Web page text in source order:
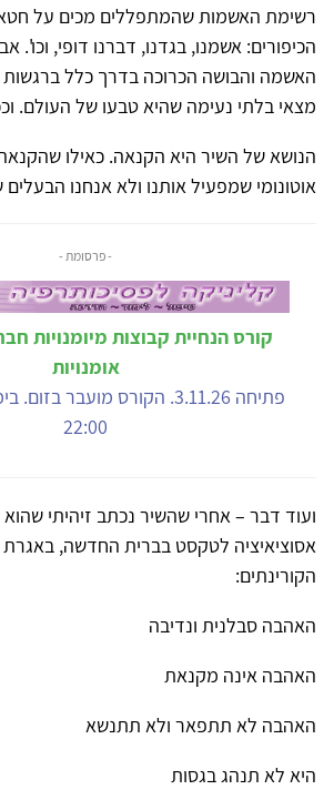
רשימת האשמות שהמתפללים מכים על חטא
הכיפורים: אשמנו, בגדנו, דברנו דופי, וכו'.
האשמה והבושה הכרוכה בדרך כלל ברגשות
מצאי בלתי נעימה שהיא טבעו של העולם.
הנושא של השיר היא הקנאה. כאילו
אוטונומי שמפעיל אותנו ולא אנחנו הבעלים
- פרסומת -
קורס הנחיית קבוצות מיומנויות
אומנויות
22:00
ועוד דבר – אחרי שהשיר נכתב זיהיתי
אסוציאיציה לטקסט בברית החדשה,
הקורינתים:
האהבה סבלנית ונדיבה
האהבה אינה מקנאת
האהבה לא תתפאר ולא תתנשא
היא לא תנהג בגסות